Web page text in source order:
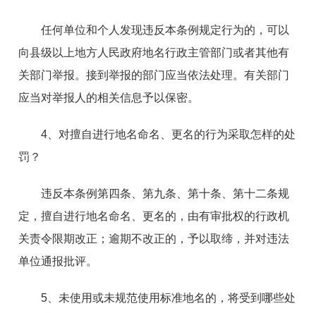
任何单位和个人发现违反本条例规定行为的，可以
向县级以上地方人民政府地名行政主管部门或者其他有
关部门举报。接到举报的部门应当依法处理。有关部门
应当对举报人的相关信息予以保密。
4、对擅自进行地名命名、更名的行为采取怎样的处
罚？
违反本条例第四条、第九条、第十条、第十二条规
定，擅自进行地名命名、更名的，由有审批权的行政机
关责令限期改正；逾期不改正的，予以取缔，并对违法
单位通报批评。
5、未使用或未规范使用标准地名的，将受到哪些处